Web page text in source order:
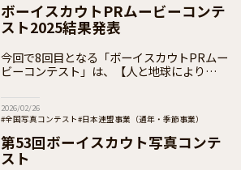
ボーイスカウトPRムービーコンテ
スト2025結果発表
今回で8回目となる「ボーイスカウトPRムー
ビーコンテスト」は、【人と地球によりよい
様、誠にありがとうございました。
2026/02/26
#全国写真コンテスト#日本連盟事業（通年・季節事業）
#加盟員向け
第53回ボーイスカウト写真コンテ
スト